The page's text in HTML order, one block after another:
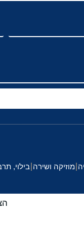
מוזיקה ושירה בילוי,